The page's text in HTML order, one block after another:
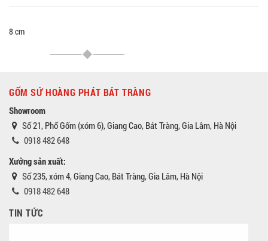
8 cm
GỐM SỨ HOÀNG PHÁT BÁT TRÀNG
Showroom
Số 21, Phố Gốm (xóm 6), Giang Cao, Bát Tràng, Gia Lâm, Hà Nội
0918 482 648
Xưởng sản xuất:
Số 235, xóm 4, Giang Cao, Bát Tràng, Gia Lâm, Hà Nội
0918 482 648
TIN TỨC